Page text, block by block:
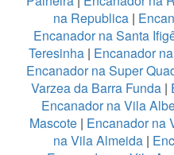
na Republica|
Encanador na Santa
Teresinha| Encanador
Encanador na Super
Varzea da Barra Funda|
Encanador na Vila
Mascote| Encanador na
na Vila Almeida |